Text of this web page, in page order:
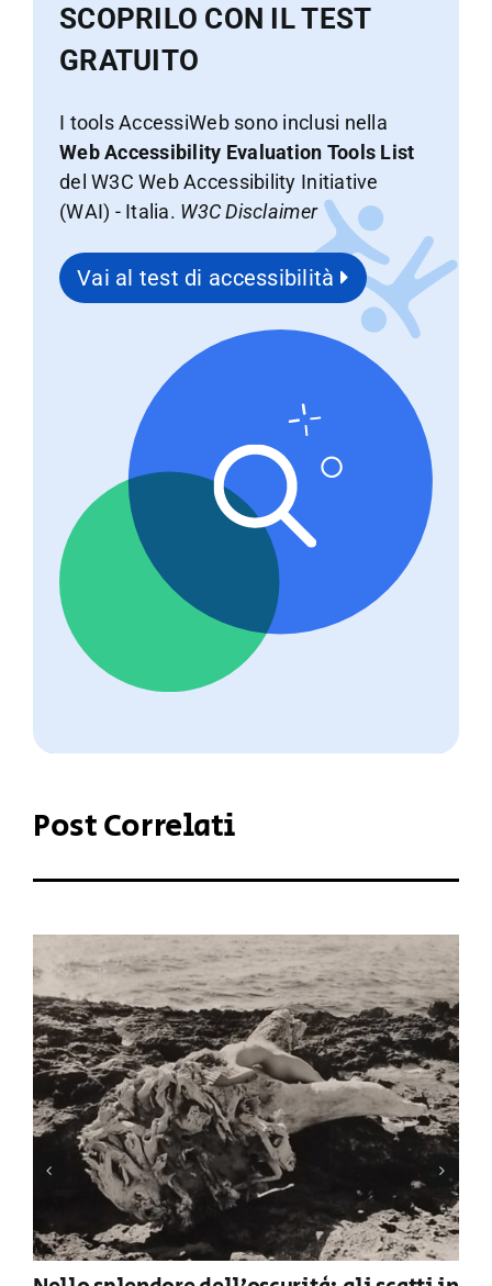
SCOPRILO CON IL TEST
GRATUITO
I tools AccessiWeb sono inclusi nella
Web Accessibility Evaluation Tools List
del W3C Web Accessibility Initiative
(WAI) - Italia. W3C Disclaimer
Vai al test di accessibilità
Post Correlati